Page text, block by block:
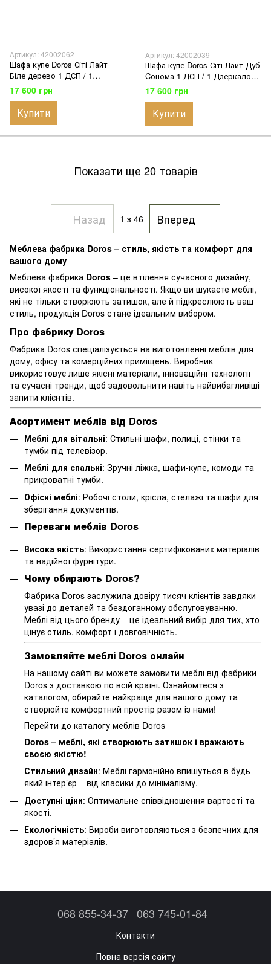
Меблева фабрика Doros – стиль, якість та комфорт для
вашого дому
Меблева фабрика Doros – це втілення сучасного дизайну,
високої якості та функціональності. Якщо ви шукаєте меблі,
які не тільки створюють затишок, але й підкреслюють ваш
стиль, продукція Doros стане ідеальним вибором.
Про фабрику Doros
Фабрика Doros спеціалізується на виготовленні меблів для
дому, офісу та комерційних приміщень. Виробник
використовує лише якісні матеріали, інноваційні технології
та сучасні тренди, щоб задовольнити навіть найвибагливіші
запити клієнтів.
Асортимент меблів від Doros
Меблі для вітальні: Стильні шафи, полиці, стінки та
тумби під телевізор.
Меблі для спальні: Зручні ліжка, шафи-купе, комоди та
прикроватні тумби.
Офісні меблі: Робочі столи, крісла, стелажі та шафи для
зберігання документів.
Переваги меблів Doros
Висока якість: Використання сертифікованих матеріалів
та надійної фурнітури.
Чому обирають Doros?
Фабрика Doros заслужила довіру тисяч клієнтів завдяки
увазі до деталей та бездоганному обслуговуванню.
Меблі від цього бренду – це ідеальний вибір для тих, хто
цінує стиль, комфорт і довговічність.
Замовляйте меблі Doros онлайн
На нашому сайті ви можете замовити меблі від фабрики
Doros з доставкою по всій країні. Ознайомтеся з
каталогом, обирайте найкраще для вашого дому та
створюйте комфортний простір разом із нами!
Перейти до каталогу меблів Doros
Doros – меблі, які створюють затишок і вражають
своєю якістю!
Стильний дизайн: Меблі гармонійно впишуться в будь-
який інтер’єр – від класики до мінімалізму.
Доступні ціни: Оптимальне співвідношення вартості та
якості.
Екологічність: Вироби виготовляються з безпечних для
здоров’я матеріалів.
Артикул: 42002062
Шафа купе Doros Сіті Лайт
Біле дерево 1 ДСП / 1
Дзеркало 150х60х225
(42002062)
17 600 грн
Купити
Артикул: 42002039
Шафа купе Doros Сіті Лайт Дуб
Cонома 1 ДСП / 1 Дзеркало
150х60х225 (42002039)
17 600 грн
Купити
Показати ще 20 товарів
Назад 1 з 46 Вперед
068 855-34-37 063 745-01-84
Контакти
Повна версія сайту